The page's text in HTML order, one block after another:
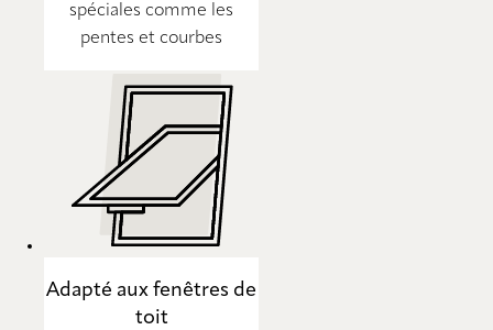
spéciales comme les
pentes et courbes
Adapté aux fenêtres de
toit